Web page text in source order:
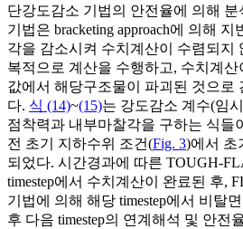
단강도감소 기법의 안전율에 의해
기법은 bracketing approach에 의해
각을 감소시켜 수치계산이 수렴되지
복적으로 계산을 수행하고, 수치계
값에서 해당구조물이 파괴된 것으로
다. 식 (14)~(15)는 강도감소 계수(임
점착력과 내부마찰각을 구하는 식들
전 초기 지하수위 조건(Fig. 3)에서 초
되었다. 시간경과에 따른 TOUGH-
timestep에서 수치계산이 완료된 후,
기법에 의해 해당 timestep에서 비탈
후 다음 timestep의 연계해석 및 안전